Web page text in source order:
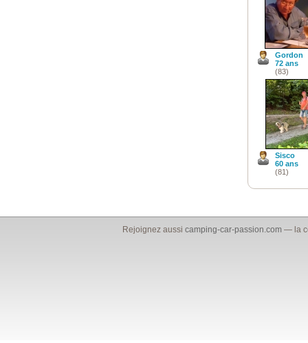
Gordon
72 ans
(83)
Sisco
60 ans
(81)
Rejoignez aussicamping-car-passion.com — la